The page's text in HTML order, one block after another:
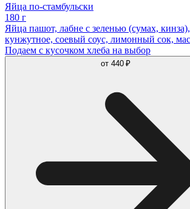
Яйца по-стамбульски
180 г
Яйца пашот, лабне с зеленью (сумах,
кунжутное, соевый соус, лимонный сок,
Подаем с кусочком хлеба на выбор
от 440 ₽